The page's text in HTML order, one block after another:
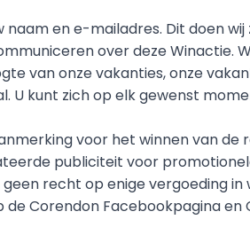
en e-mailadres. Dit doen wij
over deze Winactie.
van onze vakanties, onze
U kunt zich op elk gewenst
voor het winnen van de
publiciteit voor
recht op enige vergoeding in
Corendon Facebookpagina en